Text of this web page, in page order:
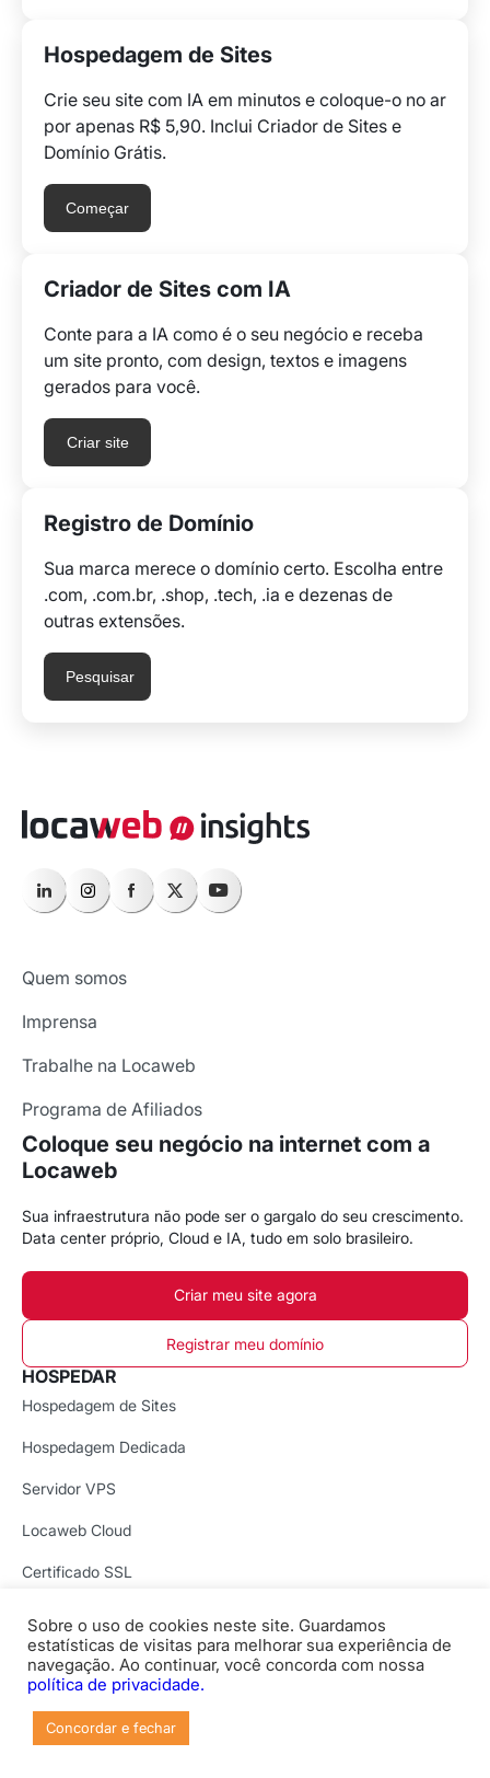
Hospedagem de Sites
Crie seu site com IA em minutos e coloque-o no ar
por apenas R$ 5,90. Inclui Criador de Sites e
Domínio Grátis.
Começar
Criador de Sites com IA
Conte para a IA como é o seu negócio e receba
um site pronto, com design, textos e imagens
gerados para você.
Criar site
Registro de Domínio
Sua marca merece o domínio certo. Escolha entre
.com, .com.br, .shop, .tech, .ia e dezenas de
outras extensões.
Pesquisar
Quem somos
Imprensa
Trabalhe na Locaweb
Programa de Afiliados
Coloque seu negócio na internet com a
Locaweb
Sua infraestrutura não pode ser o gargalo do seu crescimento.
Data center próprio, Cloud e IA, tudo em solo brasileiro.
Criar meu site agora
Registrar meu domínio
HOSPEDAR
Hospedagem de Sites
Hospedagem Dedicada
Servidor VPS
Locaweb Cloud
Certificado SSL
CRIAR E VENDER
Criador de Sites com IA
Registro de Domínio
Sobre o uso de cookies neste site. Guardamos
estatísticas de visitas para melhorar sua experiência de
navegação. Ao continuar, você concorda com nossa
política de privacidade.
Concordar e fechar